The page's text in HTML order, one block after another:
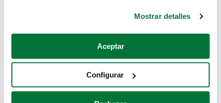
Si lo permite, también quisiéramos:
Recopilar información sobre su ubicación geográfica
Identificar su dispositivo analizándolo activamente
para buscar características específicas (huellas
Mostrar detalles
Aceptar
Configurar
Coches de segunda mano
Coches de km0